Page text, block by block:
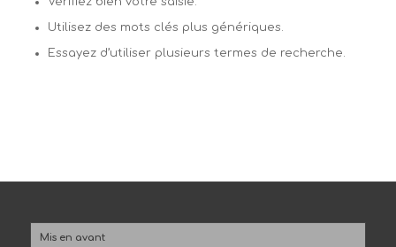
Utilisez des mots clés plus génériques.
Essayez d’utiliser plusieurs termes de recherche.
Mis en avant